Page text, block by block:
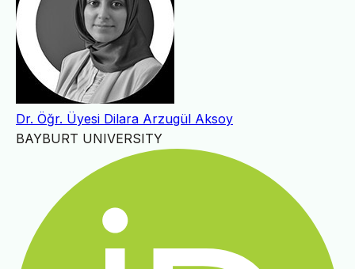
Dr. Öğr. Üyesi Dilara Arzugül Aksoy
BAYBURT UNIVERSITY